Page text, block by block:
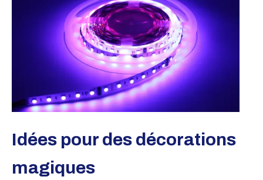
Idées pour des décorations
magiques